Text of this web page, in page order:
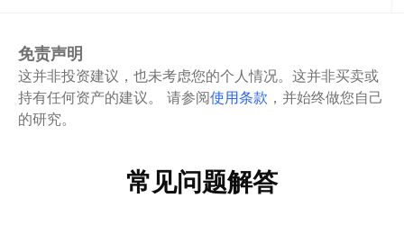
免责声明
这并非投资建议，也未考虑您的个人情况。这并非买卖或
持有任何资产的建议。
请参阅使用条款 ，并始终做您自己
的研究。
常见问题解答